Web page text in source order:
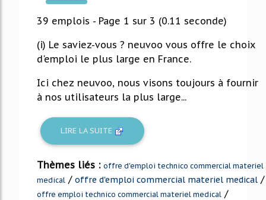
227%
39 emplois - Page 1 sur 3 (0.11 seconde)
(i) Le saviez-vous ? neuvoo vous offre le choix
d'emploi le plus large en France.
Ici chez neuvoo, nous visons toujours à fournir
à nos utilisateurs la plus large...
LIRE LA SUITE
Thèmes liés : offre d'emploi technico commercial materiel
medical / offre d'emploi commercial materiel medical /
offre emploi technico commercial materiel medical /